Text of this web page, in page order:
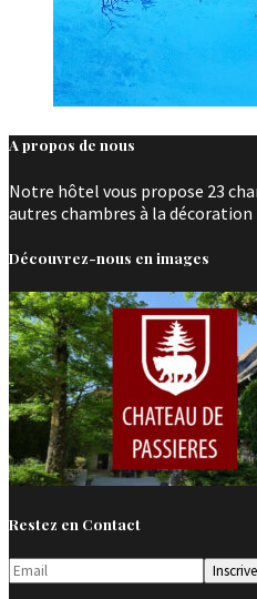
A propos de nous
Notre hôtel vous propose 23
autres chambres à la décoration
Découvrez-nous en images
Restez en Contact